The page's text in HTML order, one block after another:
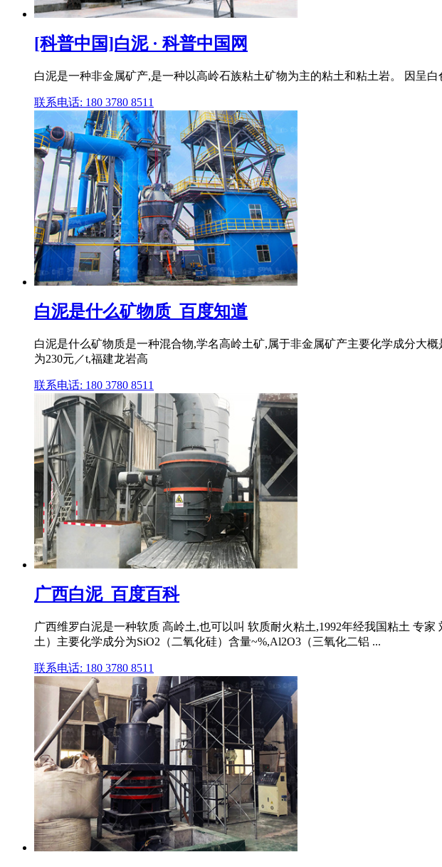
[科普中国]白泥 · 科普中国网
白泥是一种非金属矿产,是一种以高岭石族粘土矿物为主的粘土和粘土岩。 因呈
联系电话: 180 3780 8511
白泥是什么矿物质_百度知道
白泥是什么矿物质是一种混合物,学名高岭土矿,属于非金属矿产主要化学成分大
为230元／t,福建龙岩高
联系电话: 180 3780 8511
广西白泥_百度百科
广西维罗白泥是一种软质 高岭土,也可以叫 软质耐火粘土,1992年经我国粘土 专
土）主要化学成分为SiO2（二氧化硅）含量~%,Al2O3（三氧化二铝 ...
联系电话: 180 3780 8511